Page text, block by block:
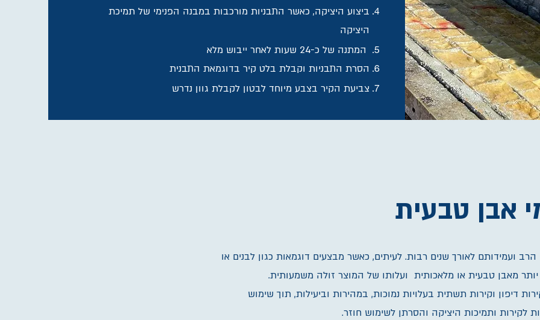
ביצוע היציקה, כאשר התבניות מורכבות במבנה הפנימי של תמיכת
היציקה
המתנה של כ-24 שעות לאחר ייבוש מלא
הסרת התבניות וקבלת בלט קיר בדוגמאת התבנית
צביעת הקיר בצבע מיוחד לבטון לקבלת גוון נדרש
אבן טבעית
הרב ועמידותם לאורך שנים רבות. לעיתים, כאשר מבצעים דוגמאות כגון לבנים או
מאבן טבעית או מלאכותית ועלותו של המוצר זולה משמעותית.
דיפון וקירות תשתית בעלויות נמוכות, במהירות וביעילות, תוך שימוש
לקירות ותמיכות היציקה והסרתן לשימוש חוזר.